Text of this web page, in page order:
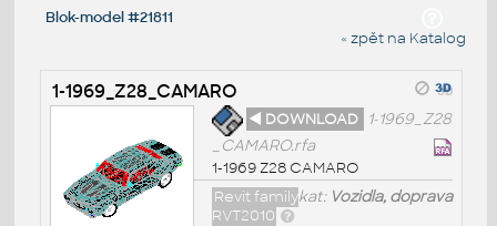
Blok-model #21811
« zpět na Katalog
1-1969_Z28_CAMARO
◄ DOWNLOAD
1-1969_Z28
_CAMARO.rfa
1-1969 Z28 CAMARO
kat: Vozidla, doprava
Revit family
RVT2010